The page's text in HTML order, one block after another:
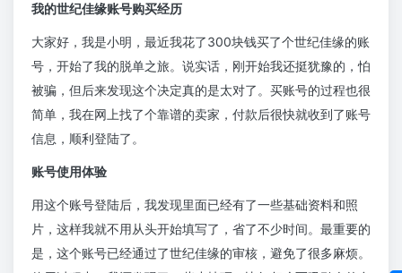
我的世纪佳缘账号购买经历
大家好，我是小明，最近我花了300块钱买了个世纪佳缘的账
号，开始了我的脱单之旅。说实话，刚开始我还挺犹豫的，怕
被骗，但后来发现这个决定真的是太对了。买账号的过程也很
简单，我在网上找了个靠谱的卖家，付款后很快就收到了账号
信息，顺利登陆了。
账号使用体验
用这个账号登陆后，我发现里面已经有了一些基础资料和照
片，这样我就不用从头开始填写了，省了不少时间。最重要的
是，这个账号已经通过了世纪佳缘的审核，避免了很多麻烦。